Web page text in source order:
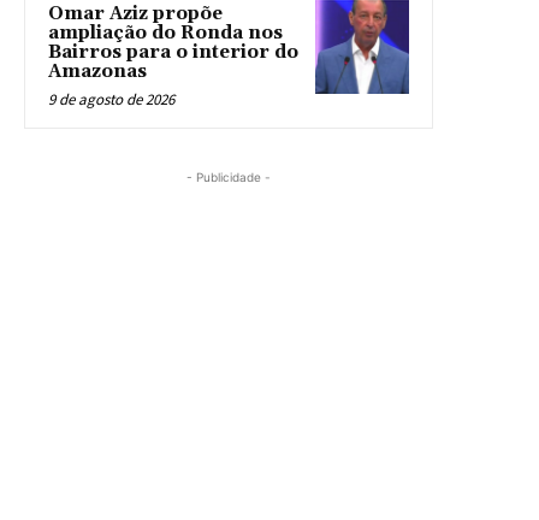
Omar Aziz propõe
ampliação do Ronda nos
Bairros para o interior do
Amazonas
9 de agosto de 2026
- Publicidade -